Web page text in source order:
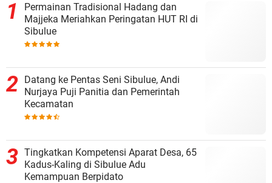
Permainan Tradisional Hadang dan
Majjeka Meriahkan Peringatan HUT RI di
Sibulue
Datang ke Pentas Seni Sibulue, Andi
Nurjaya Puji Panitia dan Pemerintah
Kecamatan
Tingkatkan Kompetensi Aparat Desa, 65
Kadus-Kaling di Sibulue Adu
Kemampuan Berpidato